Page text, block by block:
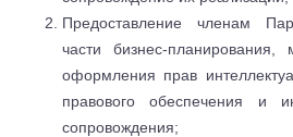
Предоставление членам
части бизнес-планирования,
оформления прав
правового обеспечения и
сопровождения;